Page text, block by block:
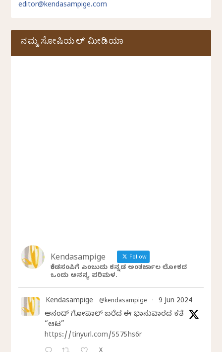
editor@kendasampige.com
ನಮ್ಮ ಸೋಷಿಯಲ್‌ ಮೀಡಿಯಾ
Kendasampige Follow
ಕೆಂಡಸಂಪಿಗೆ ಎಂಬುದು ಕನ್ನಡ ಅಂತರ್ಜಾಲ ಲೋಕದ
ಒಂದು ಅನನ್ಯ ಪರಿಮಳ.
Kendasampige @kendasampige · 9 Jun 2024
ಆನಂದ್‌ ಗೋಪಾಲ್‌ ಬರೆದ ಈ ಭಾನುವಾರದ ಕತೆ
“ಆಟ”
https://tinyurl.com/5575hs6r